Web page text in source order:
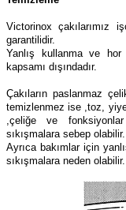
Victorinox çakılarımız
garantilidir.
Yanlış kullanma ve
kapsamı dışındadır.
Çakıların paslanmaz
temizlenmez ise ,toz,
,çeliğe ve
sıkışmalara sebep olabilir.
Ayrıca bakımlar için
sıkışmalara neden olabilir.